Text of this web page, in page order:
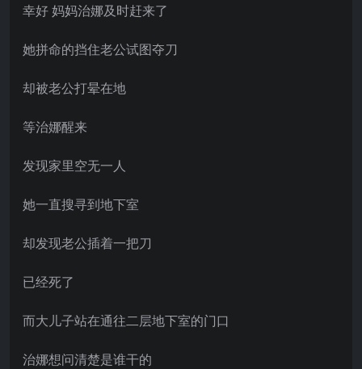
幸好 妈妈治娜及时赶来了
她拼命的挡住老公试图夺刀
却被老公打晕在地
等治娜醒来
发现家里空无一人
她一直搜寻到地下室
却发现老公插着一把刀
已经死了
而大儿子站在通往二层地下室的门口
治娜想问清楚是谁干的